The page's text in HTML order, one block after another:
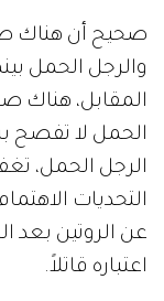
صحيح أن هناك
والرجل الحمل
المقابل، هناك
الحمل لا تفصح
الرجل الحمل،
التحديات
عن الروتين بعد
اعتباره قاتلاً.